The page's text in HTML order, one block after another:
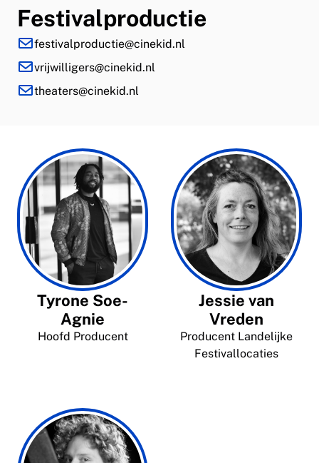
Festivalproductie
festivalproductie@cinekid.nl
vrijwilligers@cinekid.nl
theaters@cinekid.nl
Tyrone Soe-
Agnie
Hoofd Producent
Jessie van
Vreden
Producent Landelijke
Festivallocaties